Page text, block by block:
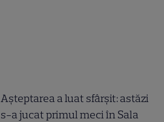
Așteptarea a luat sfârșit: astăzi
s-a jucat primul meci în Sala